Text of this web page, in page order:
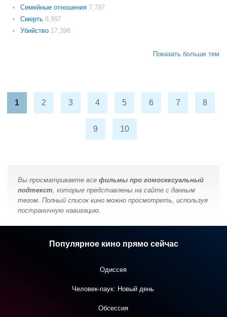
Семейные отношения 7,797
Смерть 8,997
Убийство 17,398
Показать больше тем
1 2 3 4 5 6 7 8
9 10
Вы просматриваете все фильмы про гомосексуальный
подтекст, которые представлены на сайте с данным
тегом. Полный список кино можно просмотреть, используя
постраничную навигацию.
Популярное кино прямо сейчас
Одиссея
Человек-паук: Новый день
Обсессия